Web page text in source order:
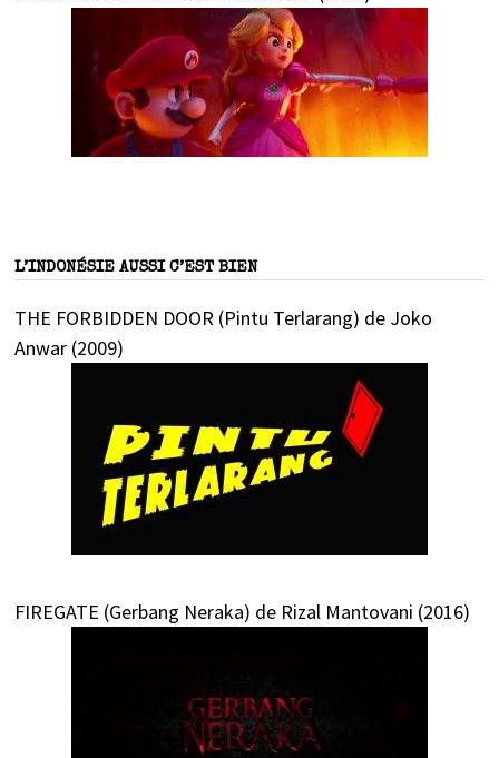
L’INDONÉSIE AUSSI C’EST BIEN
THE FORBIDDEN DOOR (Pintu Terlarang) de Joko
Anwar (2009)
FIREGATE (Gerbang Neraka) de Rizal Mantovani (2016)